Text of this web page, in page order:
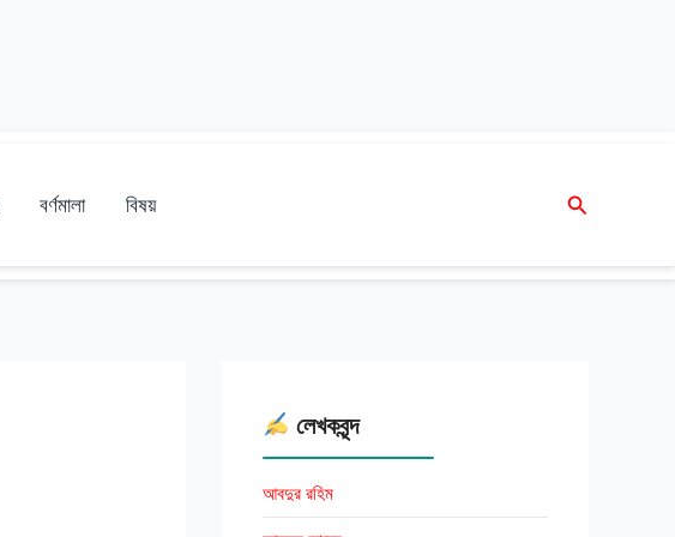
বর্ণমালা বিষয় Search
লেখকবৃন্দ
আবদুর রহিম